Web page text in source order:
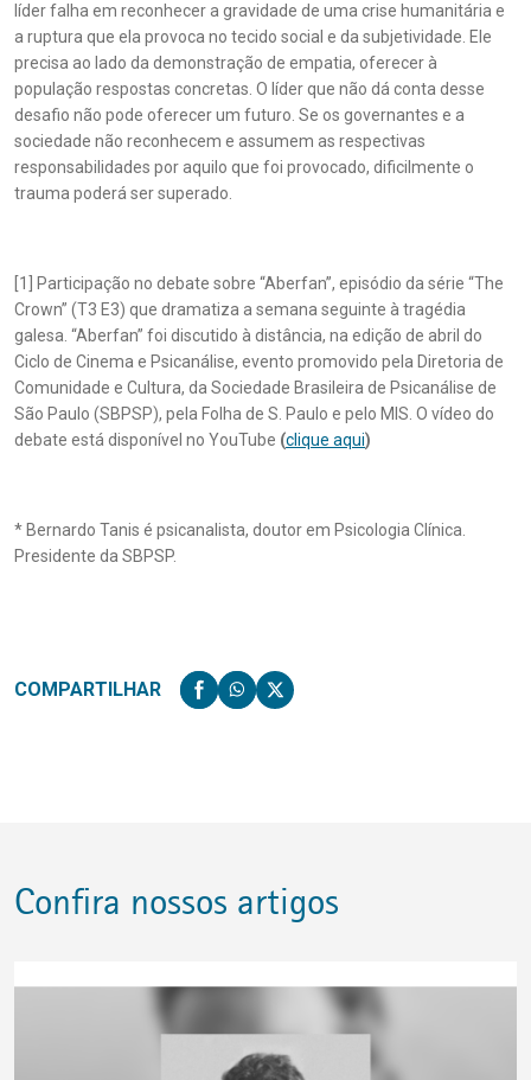
líder falha em reconhecer a gravidade de uma crise humanitária e
a ruptura que ela provoca no tecido social e da subjetividade. Ele
precisa ao lado da demonstração de empatia, oferecer à
população respostas concretas. O líder que não dá conta desse
desafio não pode oferecer um futuro. Se os governantes e a
sociedade não reconhecem e assumem as respectivas
responsabilidades por aquilo que foi provocado, dificilmente o
trauma poderá ser superado.
[1] Participação no debate sobre “Aberfan”, episódio da série “The
Crown” (T3 E3) que dramatiza a semana seguinte à tragédia
galesa. “Aberfan” foi discutido à distância, na edição de abril do
Ciclo de Cinema e Psicanálise, evento promovido pela Diretoria de
Comunidade e Cultura, da Sociedade Brasileira de Psicanálise de
São Paulo (SBPSP), pela Folha de S. Paulo e pelo MIS. O vídeo do
debate está disponível no YouTube (clique aqui)
* Bernardo Tanis é psicanalista, doutor em Psicologia Clínica.
Presidente da SBPSP.
COMPARTILHAR
Confira nossos artigos